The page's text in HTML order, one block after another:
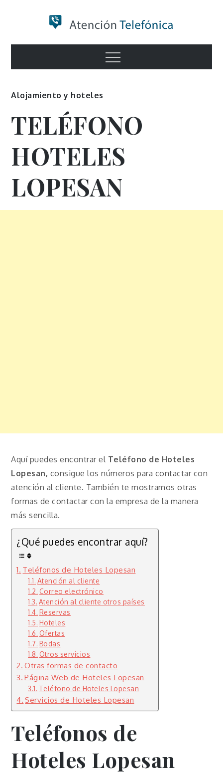
Numero de
Información
Menu
Alojamiento y hoteles
TELÉFONO
HOTELES
LOPESAN
Aquí puedes encontrar el Teléfono de Hoteles
Lopesan, consigue los números para contactar con
atención al cliente. También te mostramos otras
formas de contactar con la empresa de la manera
más sencilla.
¿Qué puedes encontrar aquí?
Teléfonos de Hoteles Lopesan
Atención al cliente
Correo electrónico
Atención al cliente otros países
Reservas
Hoteles
Ofertas
Bodas
Otros servicios
Otras formas de contacto
Página Web de Hoteles Lopesan
Teléfono de Hoteles Lopesan
Servicios de Hoteles Lopesan
Teléfonos de
Hoteles Lopesan